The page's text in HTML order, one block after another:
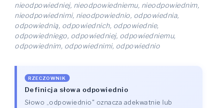
nieodpowiedniej, nieodpowiedniemu, nieodpowiednim,
nieodpowiednimi, nieodpowiednio, odpowiednia,
odpowiednią, odpowiednich, odpowiednie,
odpowiedniego, odpowiedniej, odpowiedniemu,
odpowiednim, odpowiednimi, odpowiednio
RZECZOWNIK
Definicja słowa odpowiednio
Słowo „odpowiednio" oznacza adekwatnie lub